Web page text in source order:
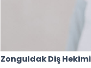
Zonguldak Diş Hekimi